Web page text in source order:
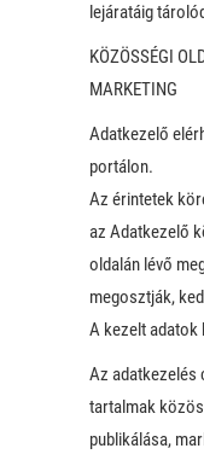
lejáratáig
KÖZÖSSÉGI
MARKETING
Adatkezelő
portálon.
Az érintetek
az Adatkezelő
oldalán lévő
megosztják,
A kezelt adatok
Az adatkezelés
tartalmak
publikálása,